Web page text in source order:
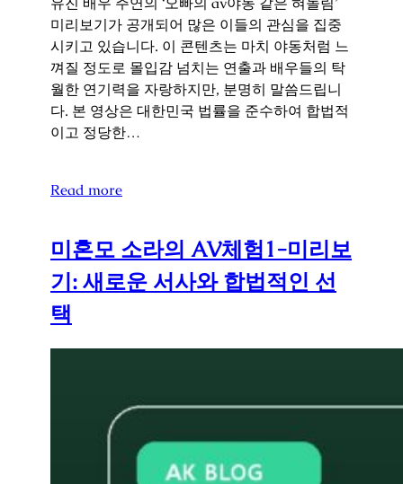
미리보기가 공개되어 많은 이들의 관심을 집중
시키고 있습니다. 이 콘텐츠는 마치 야동처럼 느
껴질 정도로 몰입감 넘치는 연출과 배우들의 탁
월한 연기력을 자랑하지만, 분명히 말씀드립니
다. 본 영상은 대한민국 법률을 준수하여 합법적
이고 정당한…
Read more
미혼모 소라의 AV체험1-미리보
기: 새로운 서사와 합법적인 선
택